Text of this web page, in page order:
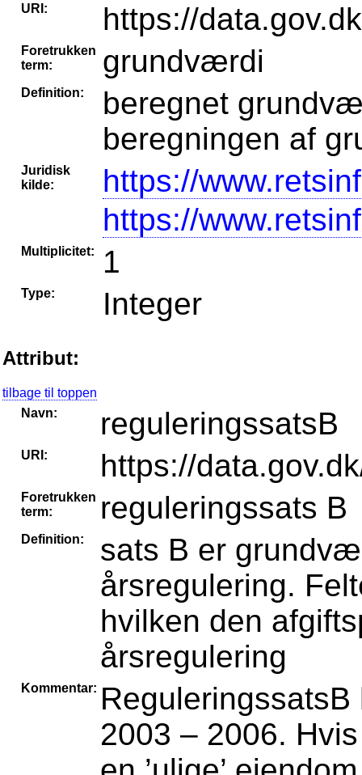
URI: https://
Foretrukken
term:
grundværdi
Definition:
beregnet
beregningen af
Juridisk
kilde:
https://
https://
Multiplicitet: 1
Type: Integer
Attribut:
tilbage til toppen
Navn:
reguleringssatsB
URI: https://
Foretrukken
term:
reguleringssats B
Definition:
sats B er
årsregulering.
hvilken den
årsregulering
Kommentar: ReguleringssatsB
2003 – 2006.